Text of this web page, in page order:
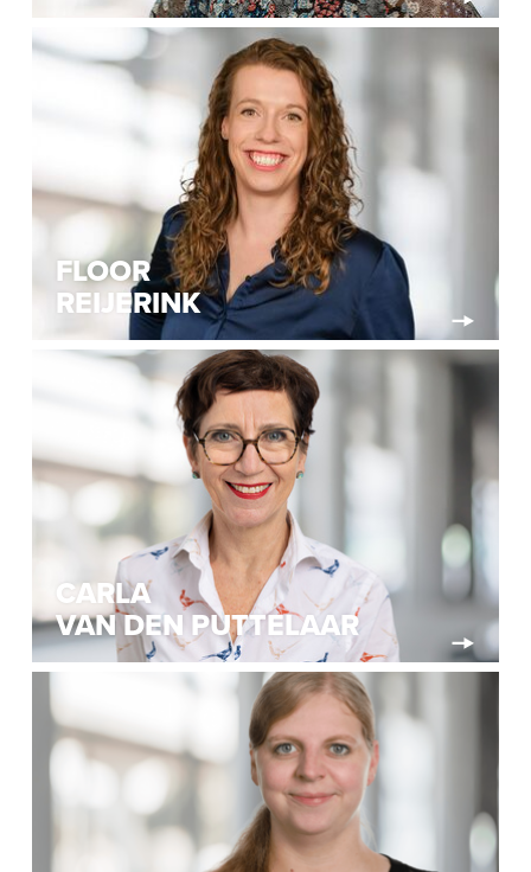
FLOOR
REIJERINK
CARLA
VAN DEN PUTTELAAR